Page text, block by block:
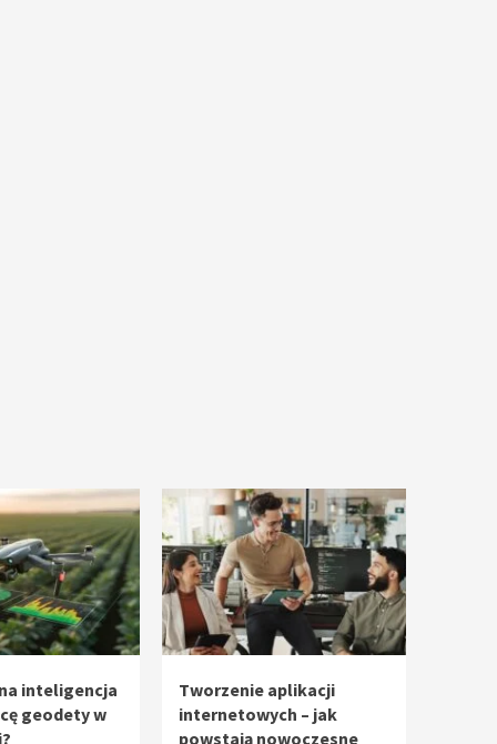
inteligencja
geodety w
Tworzenie aplikacji
internetowych – jak
powstają nowoczesne